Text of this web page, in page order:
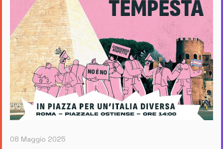
08 Maggio 2025